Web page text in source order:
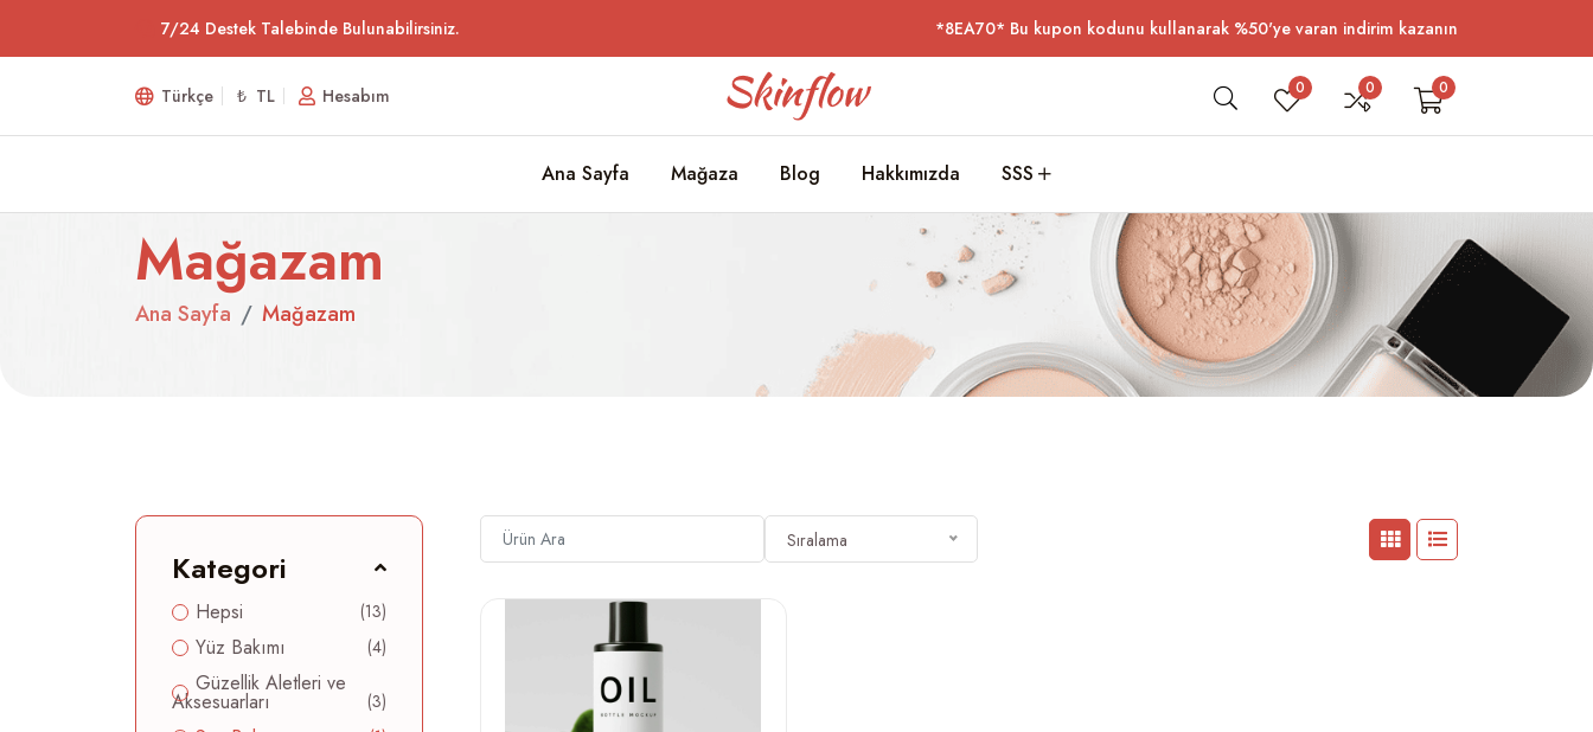
7/24 Destek Talebinde Bulunabilirsiniz. *8EA70* Bu kupon kodunu kullanarak %50'ye varan indirim kazanın
Türkçe ₺ TL Hesabım 0 0 0
Ana Sayfa Mağaza Blog Hakkımızda SSS
Mağazam
Ana Sayfa Mağazam
Kategori
Hepsi (13)
Yüz Bakımı (4)
Güzellik Aletleri ve
Aksesuarları (3)
Sıralama